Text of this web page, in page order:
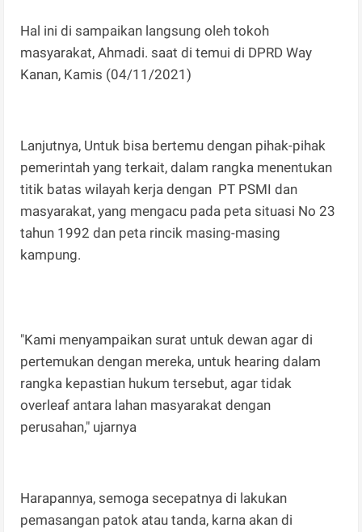
Hal ini di sampaikan langsung oleh tokoh
masyarakat, Ahmadi. saat di temui di DPRD Way
Kanan, Kamis (04/11/2021)
Lanjutnya, Untuk bisa bertemu dengan pihak-pihak
pemerintah yang terkait, dalam rangka menentukan
titik batas wilayah kerja dengan PT PSMI dan
masyarakat, yang mengacu pada peta situasi No 23
tahun 1992 dan peta rincik masing-masing
kampung.
"Kami menyampaikan surat untuk dewan agar di
pertemukan dengan mereka, untuk hearing dalam
rangka kepastian hukum tersebut, agar tidak
overleaf antara lahan masyarakat dengan
perusahan," ujarnya
Harapannya, semoga secepatnya di lakukan
pemasangan patok atau tanda, karna akan di